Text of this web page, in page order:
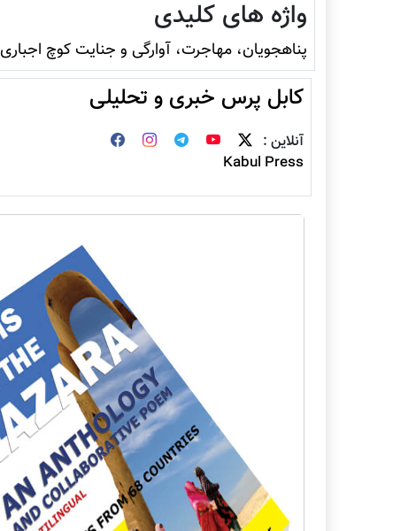
واژه های کلیدی
پناهجویان، مهاجرت، آوارگی و جنایت کوچ اجباری
کابل پرس خبری و تحلیلی
آنلاین :
Kabul Press